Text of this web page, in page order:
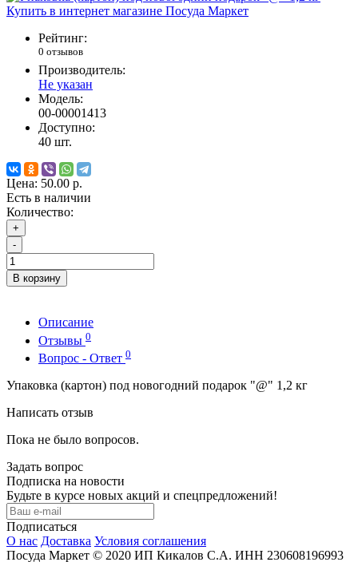
Рейтинг:
0 отзывов
Производитель:
Не указан
Модель:
00-00001413
Доступно:
40 шт.
Цена: 50.00 р.
Есть в наличии
Количество:
+
-
В корзину
Описание
Отзывы 0
Вопрос - Ответ 0
Упаковка (картон) под новогодний подарок "@" 1,2 кг
Написать отзыв
Пока не было вопросов.
Задать вопрос
Подписка на новости
Будьте в курсе новых акций и спецпредложений!
Подписаться
О нас Доставка Условия соглашения
Посуда Маркет © 2020 ИП Кикалов С.А. ИНН 230608196993